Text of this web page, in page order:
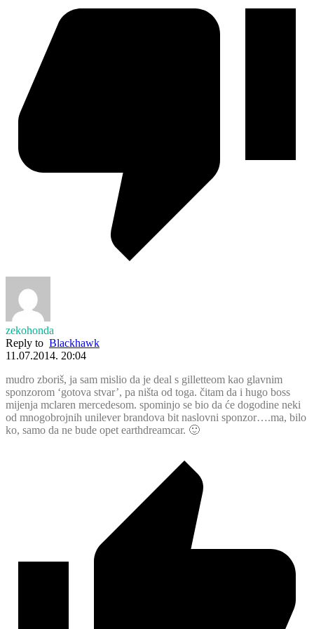
zekohonda
Reply to Blackhawk
11.07.2014. 20:04
mudro zboriš, ja sam mislio da je deal s gilletteom kao glavnim
sponzorom ‘gotova stvar’, pa ništa od toga. čitam da i hugo boss
mijenja mclaren mercedesom. spominjo se bio da će dogodine neki
od mnogobrojnih unilever brandova bit naslovni sponzor….ma, bilo
ko, samo da ne bude opet earthdreamcar. 🙂